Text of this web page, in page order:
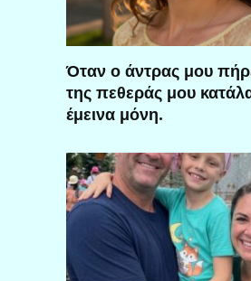
Όταν ο άντρας μου
της πεθεράς μου
έμεινα μόνη.